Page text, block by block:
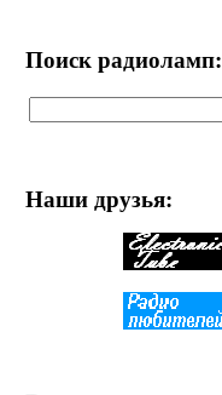
Поиск радиоламп:
Наши друзья: